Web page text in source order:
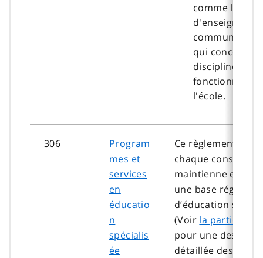
comme langue
qui concerne
discipline et le
l'école.
306
Program
mes et
services
en
éducatio
n
spécialis
ée
Ce règlement
chaque conseil
maintienne et
une base
d’éducation
(Voir la partie B
pour une
détaillée des